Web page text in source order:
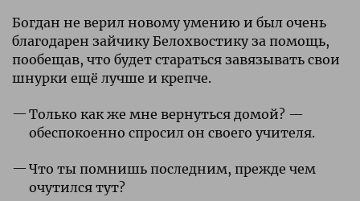
Богдан не верил новому умению и был очень
благодарен зайчику Белохвостику за помощь,
пообещав, что будет стараться завязывать свои
шнурки ещё лучше и крепче.
Только как же мне вернуться домой? —
обеспокоенно спросил он своего учителя.
Что ты помнишь последним, прежде чем
очутился тут?